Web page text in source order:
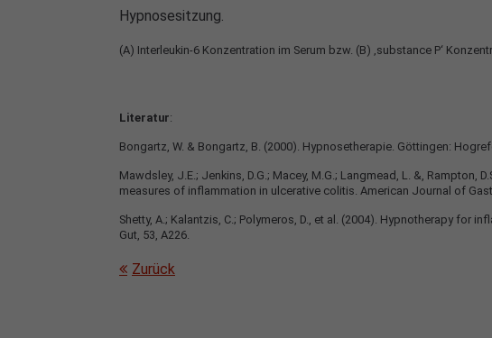
Hypnosesitzung.
(A) Interleukin-6 Konzentration im Serum bzw. (B) ‚substance P‘
Literatur:
Bongartz, W. & Bongartz, B. (2000). Hypnosetherapie. Göttingen:
Mawdsley, J.E.; Jenkins, D.G.; Macey, M.G.; Langmead, L. &,
measures of inflammation in ulcerative colitis. American Journal of
Shetty, A.; Kalantzis, C.; Polymeros, D., et al. (2004). Hypnotherapy
Gut, 53, A226.
Zurück